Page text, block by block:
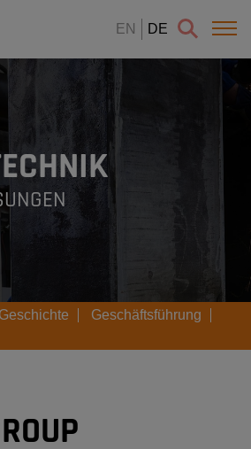
EN DE
Geschichte
Geschäftsführung